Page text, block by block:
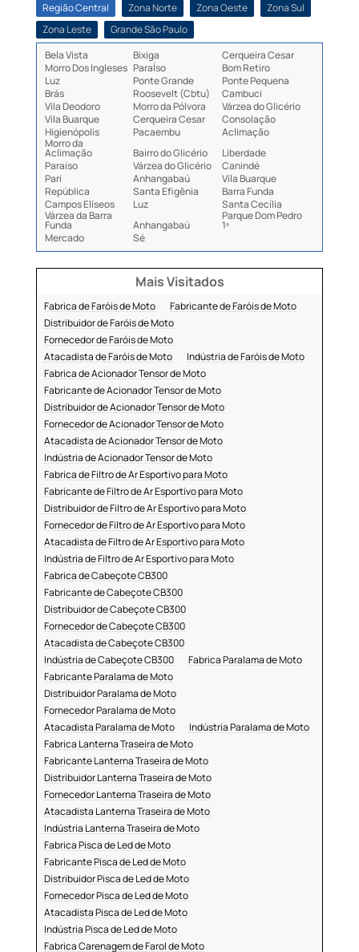
Região Central Zona Norte Zona Oeste
Zona Sul
Zona Leste
Grande São Paulo
Bela Vista
Bixiga
Cerqueira Cesar
Morro Dos Ingleses ParaÍso
Bom Retiro
Luz
Ponte Grande
Ponte Pequena
Brás
Roosevelt (Cbtu)
Cambuci
Vila Deodoro
Morro da Pólvora
Várzea do Glicério
Vila Buarque
Cerqueira Cesar
Consolação
Higienópolis
Pacaembu
Aclimação
Morro da
Aclimação Bairro do Glicério
Liberdade
Paraíso
Várzea do Glicério
Canindé
Pari
Anhangabaú
Vila Buarque
República
Santa Efigênia
Barra Funda
Campos Elíseos
Luz
Santa Cecília
Várzea da Barra
Funda Anhangabaú
Parque Dom Pedro
1º
Mercado
Sé
Mais Visitados
Fabrica de Faróis de Moto
Fabricante de Faróis de Moto
Distribuidor de Faróis de Moto
Fornecedor de Faróis de Moto
Atacadista de Faróis de Moto
Indústria de Faróis de Moto
Fabrica de Acionador Tensor de Moto
Fabricante de Acionador Tensor de Moto
Distribuidor de Acionador Tensor de Moto
Fornecedor de Acionador Tensor de Moto
Atacadista de Acionador Tensor de Moto
Indústria de Acionador Tensor de Moto
Fabrica de Filtro de Ar Esportivo para Moto
Fabricante de Filtro de Ar Esportivo para Moto
Distribuidor de Filtro de Ar Esportivo para Moto
Fornecedor de Filtro de Ar Esportivo para Moto
Atacadista de Filtro de Ar Esportivo para Moto
Indústria de Filtro de Ar Esportivo para Moto
Fabrica de Cabeçote CB300
Fabricante de Cabeçote CB300
Distribuidor de Cabeçote CB300
Fornecedor de Cabeçote CB300
Atacadista de Cabeçote CB300
Indústria de Cabeçote CB300
Fabrica Paralama de Moto
Fabricante Paralama de Moto
Distribuidor Paralama de Moto
Fornecedor Paralama de Moto
Atacadista Paralama de Moto
Indústria Paralama de Moto
Fabrica Lanterna Traseira de Moto
Fabricante Lanterna Traseira de Moto
Distribuidor Lanterna Traseira de Moto
Fornecedor Lanterna Traseira de Moto
Atacadista Lanterna Traseira de Moto
Indústria Lanterna Traseira de Moto
Fabrica Pisca de Led de Moto
Fabricante Pisca de Led de Moto
Distribuidor Pisca de Led de Moto
Fornecedor Pisca de Led de Moto
Atacadista Pisca de Led de Moto
Indústria Pisca de Led de Moto
Fabrica Carenagem de Farol de Moto